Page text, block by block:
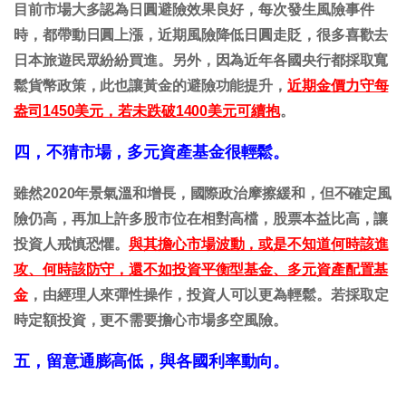
目前市場大多認為日圓避險效果良好，每次發生風險事件
時，都帶動日圓上漲，近期風險降低日圓走貶，很多喜歡去
日本旅遊民眾紛紛買進。另外，因為近年各國央行都採取寬
鬆貨幣政策，此也讓黃金的避險功能提升，近期金價力守每
盎司1450美元，若未跌破1400美元可續抱。
四，不猜市場，多元資產基金很輕鬆。
雖然2020年景氣溫和增長，國際政治摩擦緩和，但不確定風
險仍高，再加上許多股市位在相對高檔，股票本益比高，讓
投資人戒慎恐懼。與其擔心市場波動，或是不知道何時該進
攻、何時該防守，還不如投資平衡型基金、多元資產配置基
金，由經理人來彈性操作，投資人可以更為輕鬆。若採取定
時定額投資，更不需要擔心市場多空風險。
五，留意通膨高低，與各國利率動向。